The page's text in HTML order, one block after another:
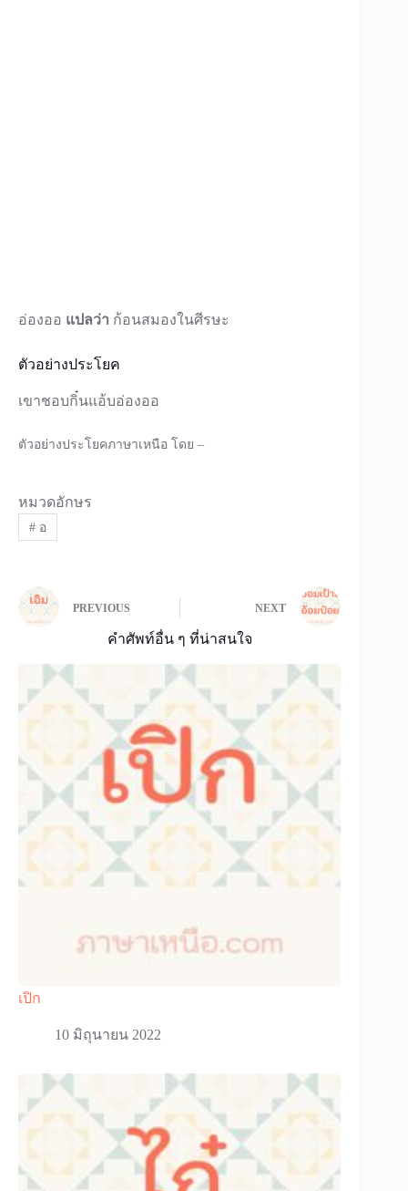
อ่องออ แปลว่า ก้อนสมองในศีรษะ
ตัวอย่างประโยค
เขาชอบกิ๋นแอ้บอ่องออ
ตัวอย่างประโยคภาษาเหนือ โดย –
หมวดอักษร
#อ
PREVIOUS NEXT
คำศัพท์อื่น ๆ ที่น่าสนใจ
เปิก
10 มิถุนายน 2022